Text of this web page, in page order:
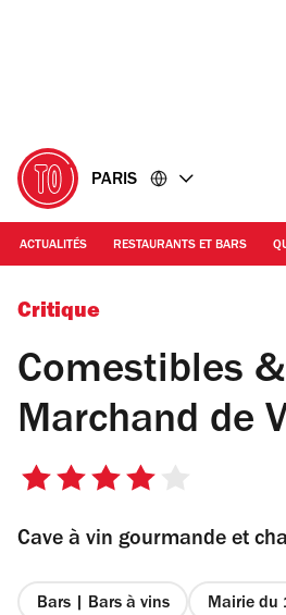
PARIS
ACTUALITÉS RESTAURANTS ET BARS
DR / © Comestibles & Marchand
Critique
Comestibles &
Marchand de
4
5
Cave à vin gourmande et
Bars | Bars à vins Mairie du